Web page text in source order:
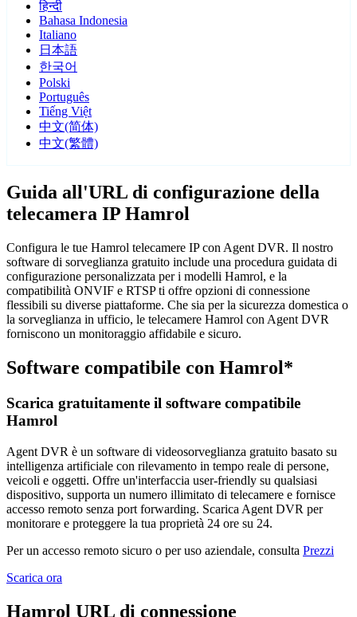
हिन्दी
Bahasa Indonesia
Italiano
日本語
한국어
Polski
Português
Tiếng Việt
中文(简体)
中文(繁體)
Guida all'URL di configurazione della
telecamera IP Hamrol
Configura le tue Hamrol telecamere IP con Agent DVR. Il nostro
software di sorveglianza gratuito include una procedura guidata di
configurazione personalizzata per i modelli Hamrol, e la
compatibilità ONVIF e RTSP ti offre opzioni di connessione
flessibili su diverse piattaforme. Che sia per la sicurezza domestica o
la sorveglianza in ufficio, le telecamere Hamrol con Agent DVR
forniscono un monitoraggio affidabile e sicuro.
Software compatibile con Hamrol*
Scarica gratuitamente il software compatibile
Hamrol
Agent DVR è un software di videosorveglianza gratuito basato su
intelligenza artificiale con rilevamento in tempo reale di persone,
veicoli e oggetti. Offre un'interfaccia user-friendly su qualsiasi
dispositivo, supporta un numero illimitato di telecamere e fornisce
accesso remoto senza port forwarding. Scarica Agent DVR per
monitorare e proteggere la tua proprietà 24 ore su 24.
Per un accesso remoto sicuro o per uso aziendale, consulta Prezzi
Scarica ora
Hamrol URL di connessione